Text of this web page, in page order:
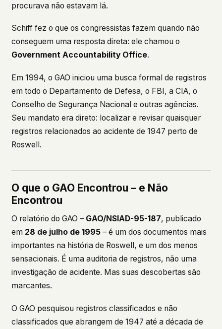
procurava não estavam lá.
Schiff fez o que os congressistas fazem quando não
conseguem uma resposta direta: ele chamou o
Government Accountability Office.
Em 1994, o GAO iniciou uma busca formal de registros
em todo o Departamento de Defesa, o FBI, a CIA, o
Conselho de Segurança Nacional e outras agências.
Seu mandato era direto: localizar e revisar quaisquer
registros relacionados ao acidente de 1947 perto de
Roswell.
O que o GAO Encontrou – e Não
Encontrou
O relatório do GAO – GAO/NSIAD-95-187, publicado
em 28 de julho de 1995– é um dos documentos mais
importantes na história de Roswell, e um dos menos
sensacionais. É uma auditoria de registros, não uma
investigação de acidente. Mas suas descobertas são
marcantes.
O GAO pesquisou registros classificados e não
classificados que abrangem de 1947 até a década de